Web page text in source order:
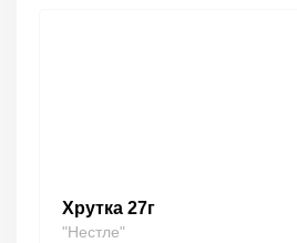
Хрутка 27г
"Нестле"